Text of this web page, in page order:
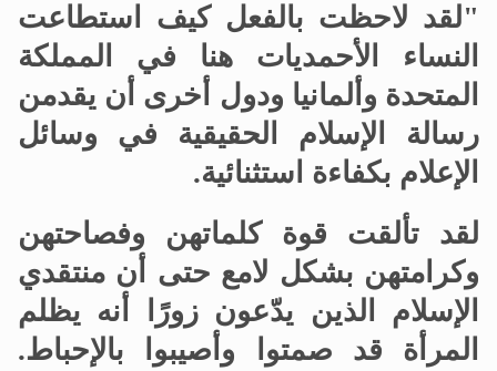
"لقد لاحظت بالفعل كيف استطاعت
النساء الأحمديات هنا في المملكة
المتحدة وألمانيا ودول أخرى أن يقدمن
رسالة الإسلام الحقيقية في وسائل
الإعلام بكفاءة استثنائية.
لقد تألقت قوة كلماتهن وفصاحتهن
وكرامتهن بشكل لامع حتى أن منتقدي
الإسلام الذين يدّعون زورًا أنه يظلم
المرأة قد صمتوا وأصيبوا بالإحباط.